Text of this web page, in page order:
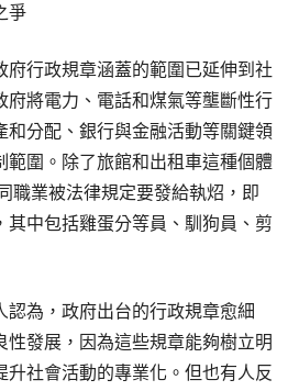
爭
行政規章涵蓋的範圍已延伸到社
府將電力、電話和煤氣等壟斷性行
和分配、銀行與金融活動等關鍵領
範圍。除了旅館和出租車這種個體
職業被法律規定要發給執炤，即
其中包括雞蛋分等員、馴狗員、剪
為，政府出台的行政規章愈細
性發展，因為這些規章能夠樹立明
升社會活動的專業化。但也有人反